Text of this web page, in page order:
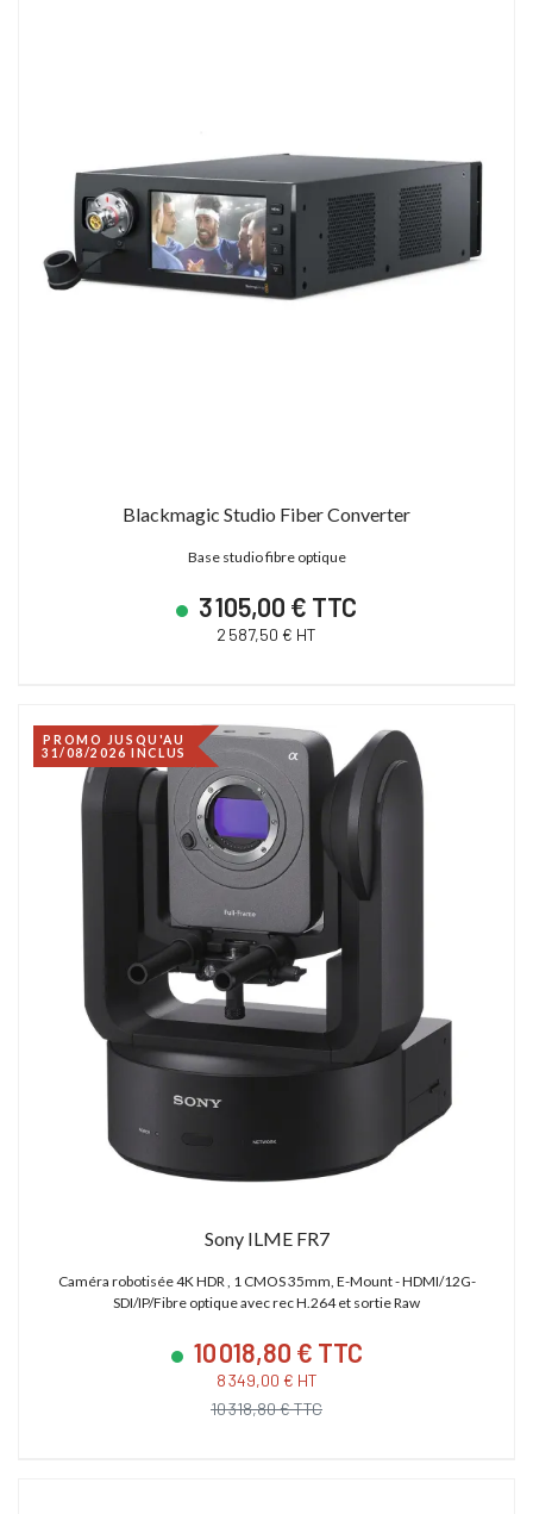
Blackmagic Studio Fiber Converter
Base studio fibre optique
3 105,00 € TTC
2 587,50 € HT
PROMO JUSQU'AU
31/08/2026 INCLUS
Sony ILME FR7
Caméra robotisée 4K HDR , 1 CMOS 35mm, E-Mount - HDMI/12G-
SDI/IP/Fibre optique avec rec H.264 et sortie Raw
10 018,80 € TTC
8 349,00 € HT
10 318,80 € TTC